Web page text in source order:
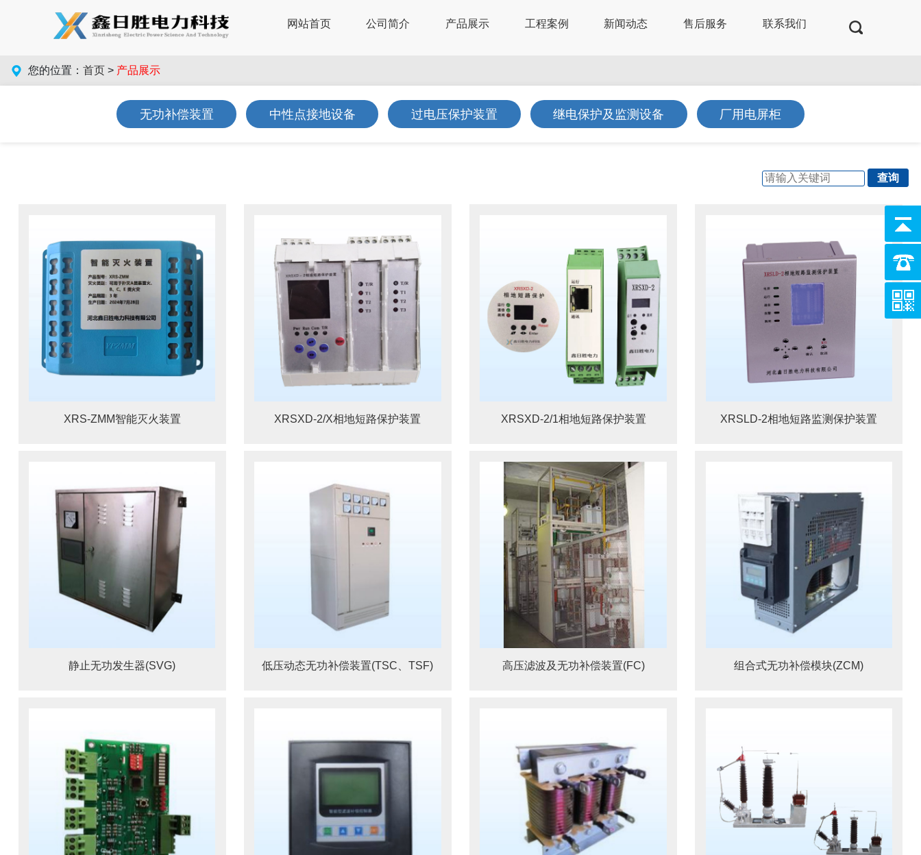
网站首页 公司简介 产品展示 工程案例 新闻动态 售后服务 联系我们
您的位置：首页 > 产品展示
无功补偿装置 中性点接地设备 过电压保护装置 继电保护及监测设备 厂用电屏柜
XRS-ZMM智能灭火装置 XRSXD-2/X相地短路保护装置 XRSXD-2/1相地短路保护装置 XRSLD-2相地短路监测保护装置
静止无功发生器(SVG) 低压动态无功补偿装置(TSC、TSF) 高压滤波及无功补偿装置(FC) 组合式无功补偿模块(ZCM)